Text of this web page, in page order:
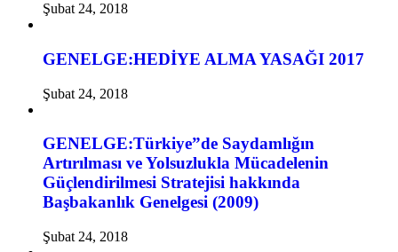
Şubat 24, 2018
GENELGE:HEDİYE ALMA YASAĞI 2017
Şubat 24, 2018
GENELGE:Türkiye”de Saydamlığın
Artırılması ve Yolsuzlukla Mücadelenin
Güçlendirilmesi Stratejisi hakkında
Başbakanlık Genelgesi (2009)
Şubat 24, 2018